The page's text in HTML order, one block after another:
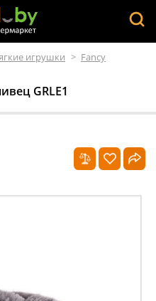
игрушки > Fancy
GRLE1